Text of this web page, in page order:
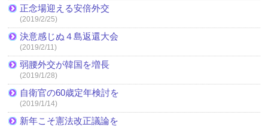
正念場迎える安倍外交
(2019/2/25)
決意感じぬ４島返還大会
(2019/2/11)
弱腰外交が韓国を増長
(2019/1/28)
自衛官の60歳定年検討を
(2019/1/14)
新年こそ憲法改正議論を